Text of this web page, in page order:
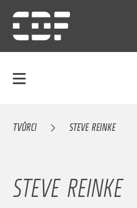
TVŮRCI STEVE REINKE
STEVE REINKE